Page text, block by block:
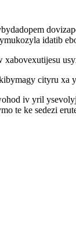
idatib
cityru xa
iv yril
te ke sedezi